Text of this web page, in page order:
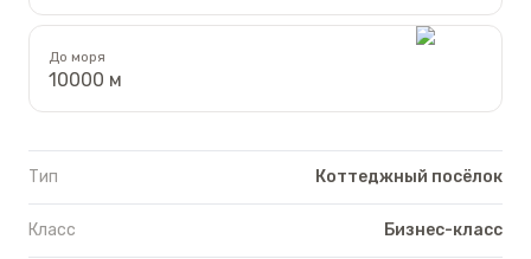
До моря
10000 м
Тип Коттеджный посёлок
Класс Бизнес-класс